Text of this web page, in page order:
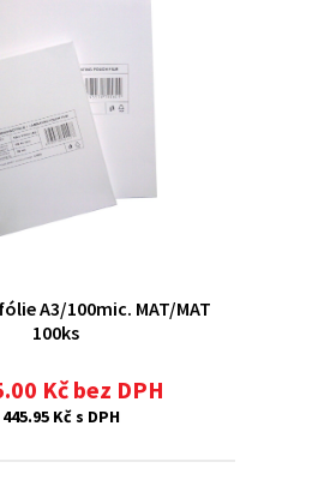
A3/100mic. MAT/MAT
100ks
Kč bez DPH
445.95 Kč s DPH